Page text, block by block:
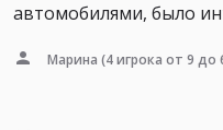
автомобилями, было
Марина (4 игрока от 9 до